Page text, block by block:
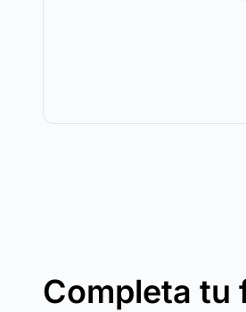
Completa tu